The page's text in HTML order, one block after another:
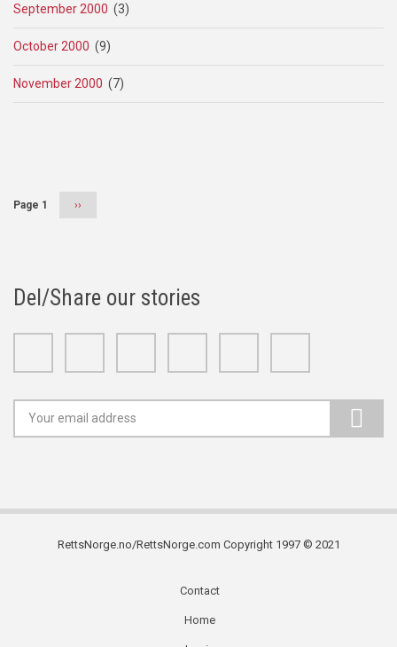
September 2000 (3)
October 2000 (9)
November 2000 (7)
Page 1
Next
››
Del/Share our stories
RettsNorge.no/RettsNorge.com Copyright 1997 © 2021
Contact
Home